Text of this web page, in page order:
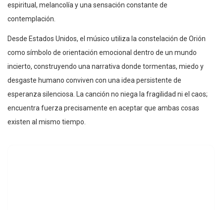
espiritual, melancolía y una sensación constante de
contemplación.
Desde Estados Unidos, el músico utiliza la constelación de Orión
como símbolo de orientación emocional dentro de un mundo
incierto, construyendo una narrativa donde tormentas, miedo y
desgaste humano conviven con una idea persistente de
esperanza silenciosa. La canción no niega la fragilidad ni el caos;
encuentra fuerza precisamente en aceptar que ambas cosas
existen al mismo tiempo.